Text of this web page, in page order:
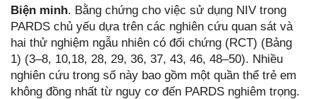
Biện minh. Bằng chứng cho việc sử dụng NIV trong
PARDS chủ yếu dựa trên các nghiên cứu quan sát và
hai thử nghiệm ngẫu nhiên có đối chứng (RCT) (Bảng
1) (3–8, 10,18, 28, 29, 36, 37, 43, 46, 48–50). Nhiều
nghiên cứu trong số này bao gồm một quần thể trẻ em
không đồng nhất từ nguy cơ đến PARDS nghiêm trọng.